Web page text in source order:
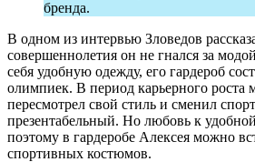
бренда.
В одном из интервью Зловедов
совершеннолетия он не гнался за
себя удобную одежду, его гардероб
олимпиек. В период карьерного роста
пересмотрел свой стиль и сменил
презентабельный. Но любовь к
поэтому в гардеробе Алексея можно
спортивных костюмов.